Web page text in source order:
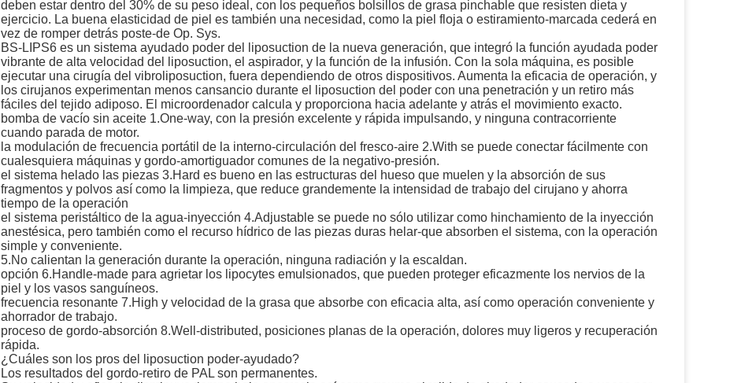
deben estar dentro del 30% de su peso ideal, con los pequeños bolsillos de grasa pinchable que resisten dieta y
ejercicio. La buena elasticidad de piel es también una necesidad, como la piel floja o estiramiento-marcada cederá en
vez de romper detrás poste-de Op. Sys.
BS-LIPS6 es un sistema ayudado poder del liposuction de la nueva generación, que integró la función ayudada poder
vibrante de alta velocidad del liposuction, el aspirador, y la función de la infusión. Con la sola máquina, es posible
ejecutar una cirugía del vibroliposuction, fuera dependiendo de otros dispositivos. Aumenta la eficacia de operación, y
los cirujanos experimentan menos cansancio durante el liposuction del poder con una penetración y un retiro más
fáciles del tejido adiposo. El microordenador calcula y proporciona hacia adelante y atrás el movimiento exacto.
bomba de vacío sin aceite 1.One-way, con la presión excelente y rápida impulsando, y ninguna contracorriente
cuando parada de motor.
la modulación de frecuencia portátil de la interno-circulación del fresco-aire 2.With se puede conectar fácilmente con
cualesquiera máquinas y gordo-amortiguador comunes de la negativo-presión.
el sistema helado las piezas 3.Hard es bueno en las estructuras del hueso que muelen y la absorción de sus
fragmentos y polvos así como la limpieza, que reduce grandemente la intensidad de trabajo del cirujano y ahorra
tiempo de la operación
el sistema peristáltico de la agua-inyección 4.Adjustable se puede no sólo utilizar como hinchamiento de la inyección
anestésica, pero también como el recurso hídrico de las piezas duras helar-que absorben el sistema, con la operación
simple y conveniente.
5.No calientan la generación durante la operación, ninguna radiación y la escaldan.
opción 6.Handle-made para agrietar los lipocytes emulsionados, que pueden proteger eficazmente los nervios de la
piel y los vasos sanguíneos.
frecuencia resonante 7.High y velocidad de la grasa que absorbe con eficacia alta, así como operación conveniente y
ahorrador de trabajo.
proceso de gordo-absorción 8.Well-distributed, posiciones planas de la operación, dolores muy ligeros y recuperación
rápida.
¿Cuáles son los pros del liposuction poder-ayudado?
Los resultados del gordo-retiro de PAL son permanentes.